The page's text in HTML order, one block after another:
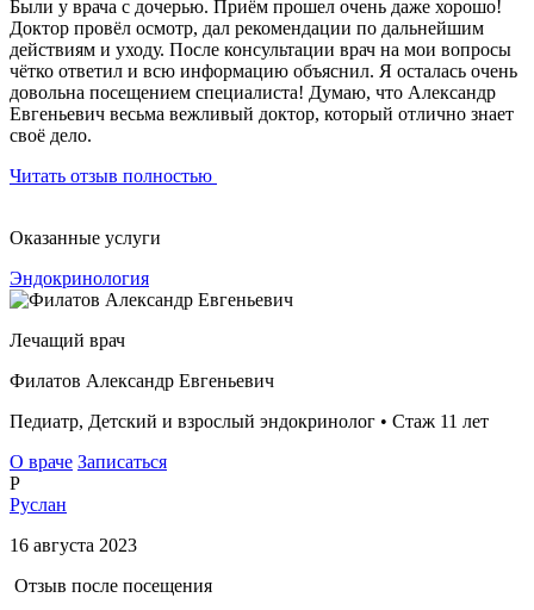
Были у врача с дочерью. Приём прошел очень даже хорошо!
Доктор провёл осмотр, дал рекомендации по дальнейшим
действиям и уходу. После консультации врач на мои вопросы
чётко ответил и всю информацию объяснил. Я осталась очень
довольна посещением специалиста! Думаю, что Александр
Евгеньевич весьма вежливый доктор, который отлично знает
своё дело.
Читать отзыв полностью
Оказанные услуги
Эндокринология
Лечащий врач
Филатов Александр Евгеньевич
Педиатр, Детский и взрослый эндокринолог • Стаж 11 лет
О враче Записаться
Р
Руслан
16 августа 2023
Отзыв после посещения